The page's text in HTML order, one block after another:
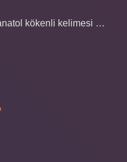
anatol kökenli kelimesi …